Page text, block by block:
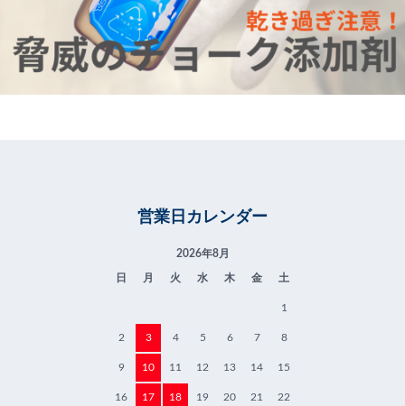
営業日カレンダー
2026年8月
日 月 火 水 木 金 土
1
2 3 4 5 6 7 8
9 10 11 12 13 14 15
16 17 18 19 20 21 22